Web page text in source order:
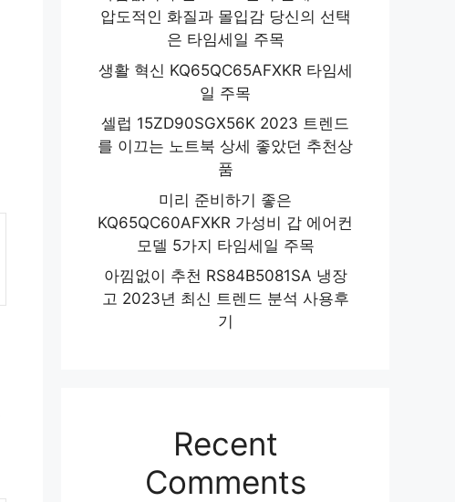
압도적인 화질과 몰입감 당신의 선택
은 타임세일 주목
생활 혁신 KQ65QC65AFXKR 타임세
일 주목
셀럽 15ZD90SGX56K 2023 트렌드
를 이끄는 노트북 상세 좋았던 추천상
품
미리 준비하기 좋은
KQ65QC60AFXKR 가성비 갑 에어컨
모델 5가지 타임세일 주목
아낌없이 추천 RS84B5081SA 냉장
고 2023년 최신 트렌드 분석 사용후
기
Recent
Comments